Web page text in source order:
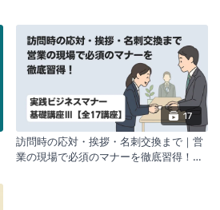
17
訪問時の応対・挨拶・名刺交換まで｜営
業の現場で必須のマナーを徹底習得！